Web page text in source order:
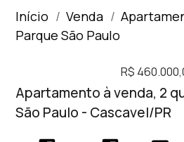
Início Venda
Parque São Paulo
R$
Apartamento à venda, 2
São Paulo - Cascavel/PR